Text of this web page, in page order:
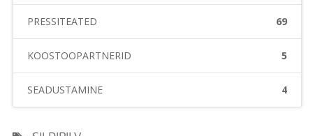
PRESSITEATED 69
KOOSTÖÖPARTNERID 5
SEADUSTAMINE 4